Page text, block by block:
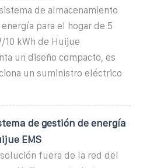
de almacenamiento
para el hogar de 5
10 kWh de Huijue
un diseño compacto, es
un suministro eléctrico
de gestión de energía
EMS
solución fuera de la red del